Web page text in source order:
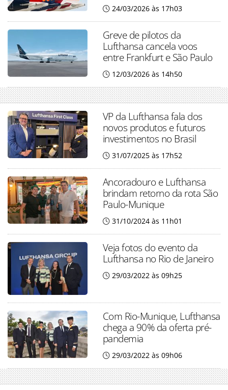
24/03/2026 às 17h03
Greve de pilotos da
Lufthansa cancela voos
entre Frankfurt e São Paulo
12/03/2026 às 14h50
VP da Lufthansa fala dos
novos produtos e futuros
investimentos no Brasil
31/07/2025 às 17h52
Ancoradouro e Lufthansa
brindam retorno da rota São
Paulo-Munique
31/10/2024 às 11h01
Veja fotos do evento da
Lufthansa no Rio de Janeiro
29/03/2022 às 09h25
Com Rio-Munique, Lufthansa
chega a 90% da oferta pré-
pandemia
29/03/2022 às 09h06